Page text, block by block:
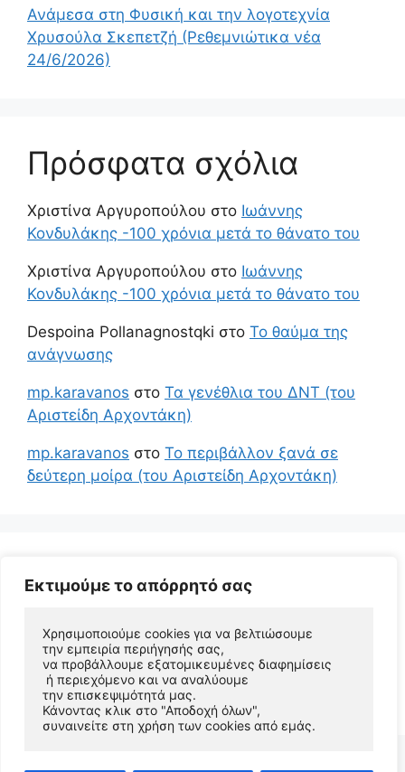
Εκτιμούμε το απόρρητό σας
Χρησιμοποιούμε cookies για να βελτιώσουμε
την εμπειρία περιήγησής σας,
να προβάλλουμε εξατομικευμένες διαφημίσεις
ή περιεχόμενο και να αναλύουμε
την επισκεψιμότητά μας.
Κάνοντας κλικ στο "Αποδοχή όλων",
συναινείτε στη χρήση των cookies από εμάς.
Ανάμεσα στη Φυσική και την λογοτεχνία
Χρυσούλα Σκεπετζή (Ρεθεμνιώτικα νέα
24/6/2026)
Πρόσφατα σχόλια
Χριστίνα Αργυροπούλου στο Ιωάννης
Κονδυλάκης -100 χρόνια μετά το θάνατο του
Χριστίνα Αργυροπούλου στο Ιωάννης
Κονδυλάκης -100 χρόνια μετά το θάνατο του
Despoina Pollanagnostqki στο Το θαύμα της
ανάγνωσης
mp.karavanos στο Τα γενέθλια του ΔΝΤ (του
Αριστείδη Αρχοντάκη)
mp.karavanos στο Το περιβάλλον ξανά σε
δεύτερη μοίρα (του Αριστείδη Αρχοντάκη)
© 2026 Αριστείδης Αρχοντάκης Φυσικός Συγγραφέας
• Φτιαγμένο μεGeneratePress